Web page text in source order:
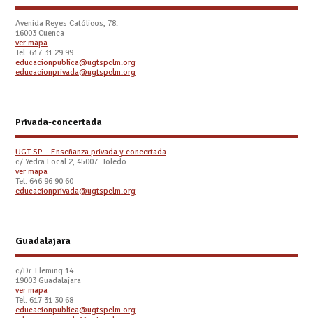
Avenida Reyes Católicos, 78.
16003 Cuenca
ver mapa
Tel. 617 31 29 99
educacionpublica@ugtspclm.org
educacionprivada@ugtspclm.org
Privada-concertada
UGT SP – Enseñanza privada y concertada
c/ Yedra Local 2, 45007. Toledo
ver mapa
Tel. 646 96 90 60
educacionprivada@ugtspclm.org
Guadalajara
c/Dr. Fleming 14
19003 Guadalajara
ver mapa
Tel. 617 31 30 68
educacionpublica@ugtspclm.org